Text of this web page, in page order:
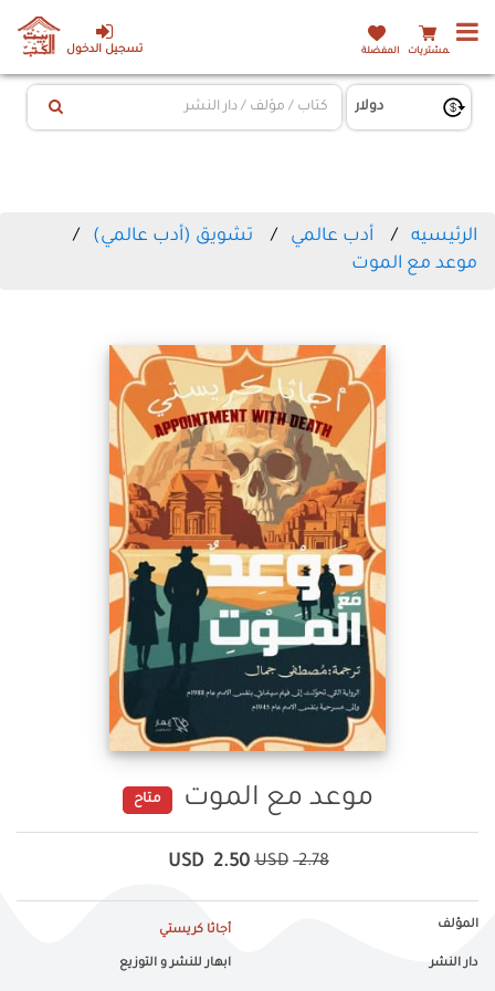
تسجيل الدخول المشتريات المفضلة
الرئيسيه أدب عالمي
تشويق (أدب عالمي)
موعد مع الموت
موعد مع الموت متاح
2.78
USD
2.50
USD
المؤلف أجاثا كريستي
دار النشر ابهار للنشر و التوزيع